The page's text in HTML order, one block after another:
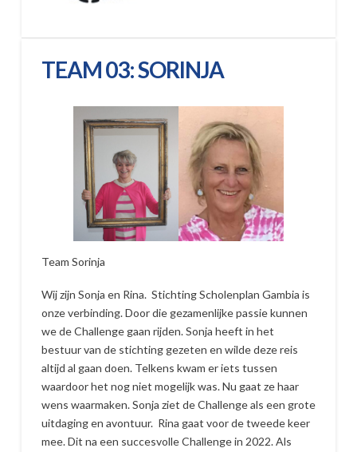
TEAM 03: SORINJA
Team Sorinja
Wij zijn Sonja en Rina. Stichting Scholenplan Gambia is
onze verbinding. Door die gezamenlijke passie kunnen
we de Challenge gaan rijden. Sonja heeft in het
bestuur van de stichting gezeten en wilde deze reis
altijd al gaan doen. Telkens kwam er iets tussen
waardoor het nog niet mogelijk was. Nu gaat ze haar
wens waarmaken. Sonja ziet de Challenge als een grote
uitdaging en avontuur. Rina gaat voor de tweede keer
mee. Dit na een succesvolle Challenge in 2022. Als